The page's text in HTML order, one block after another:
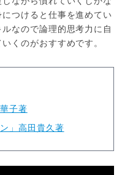
つけると仕事を進めてい
なので論理的思考力に自
くのがおすすめです。
子著
」高田貴久著